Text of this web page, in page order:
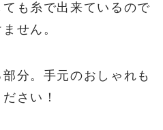
スレット/ヤチムン・ネ